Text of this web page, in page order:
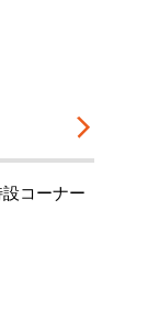
コーナー